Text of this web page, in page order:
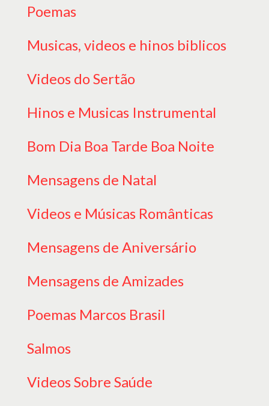
Poemas
Musicas, videos e hinos biblicos
Videos do Sertão
Hinos e Musicas Instrumental
Bom Dia Boa Tarde Boa Noite
Mensagens de Natal
Videos e Músicas Românticas
Mensagens de Aniversário
Mensagens de Amizades
Poemas Marcos Brasil
Salmos
Videos Sobre Saúde